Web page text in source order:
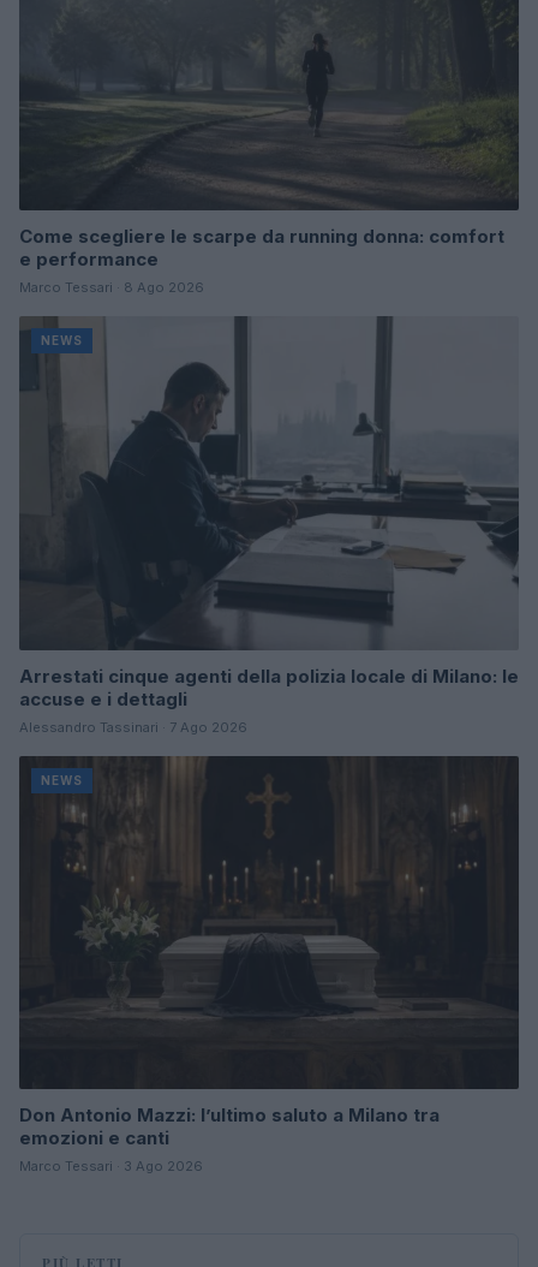
Come scegliere le scarpe da running donna: comfort
e performance
Marco Tessari · 8 Ago 2026
NEWS
Arrestati cinque agenti della polizia locale di Milano: le
accuse e i dettagli
Alessandro Tassinari · 7 Ago 2026
NEWS
Don Antonio Mazzi: l’ultimo saluto a Milano tra
emozioni e canti
Marco Tessari · 3 Ago 2026